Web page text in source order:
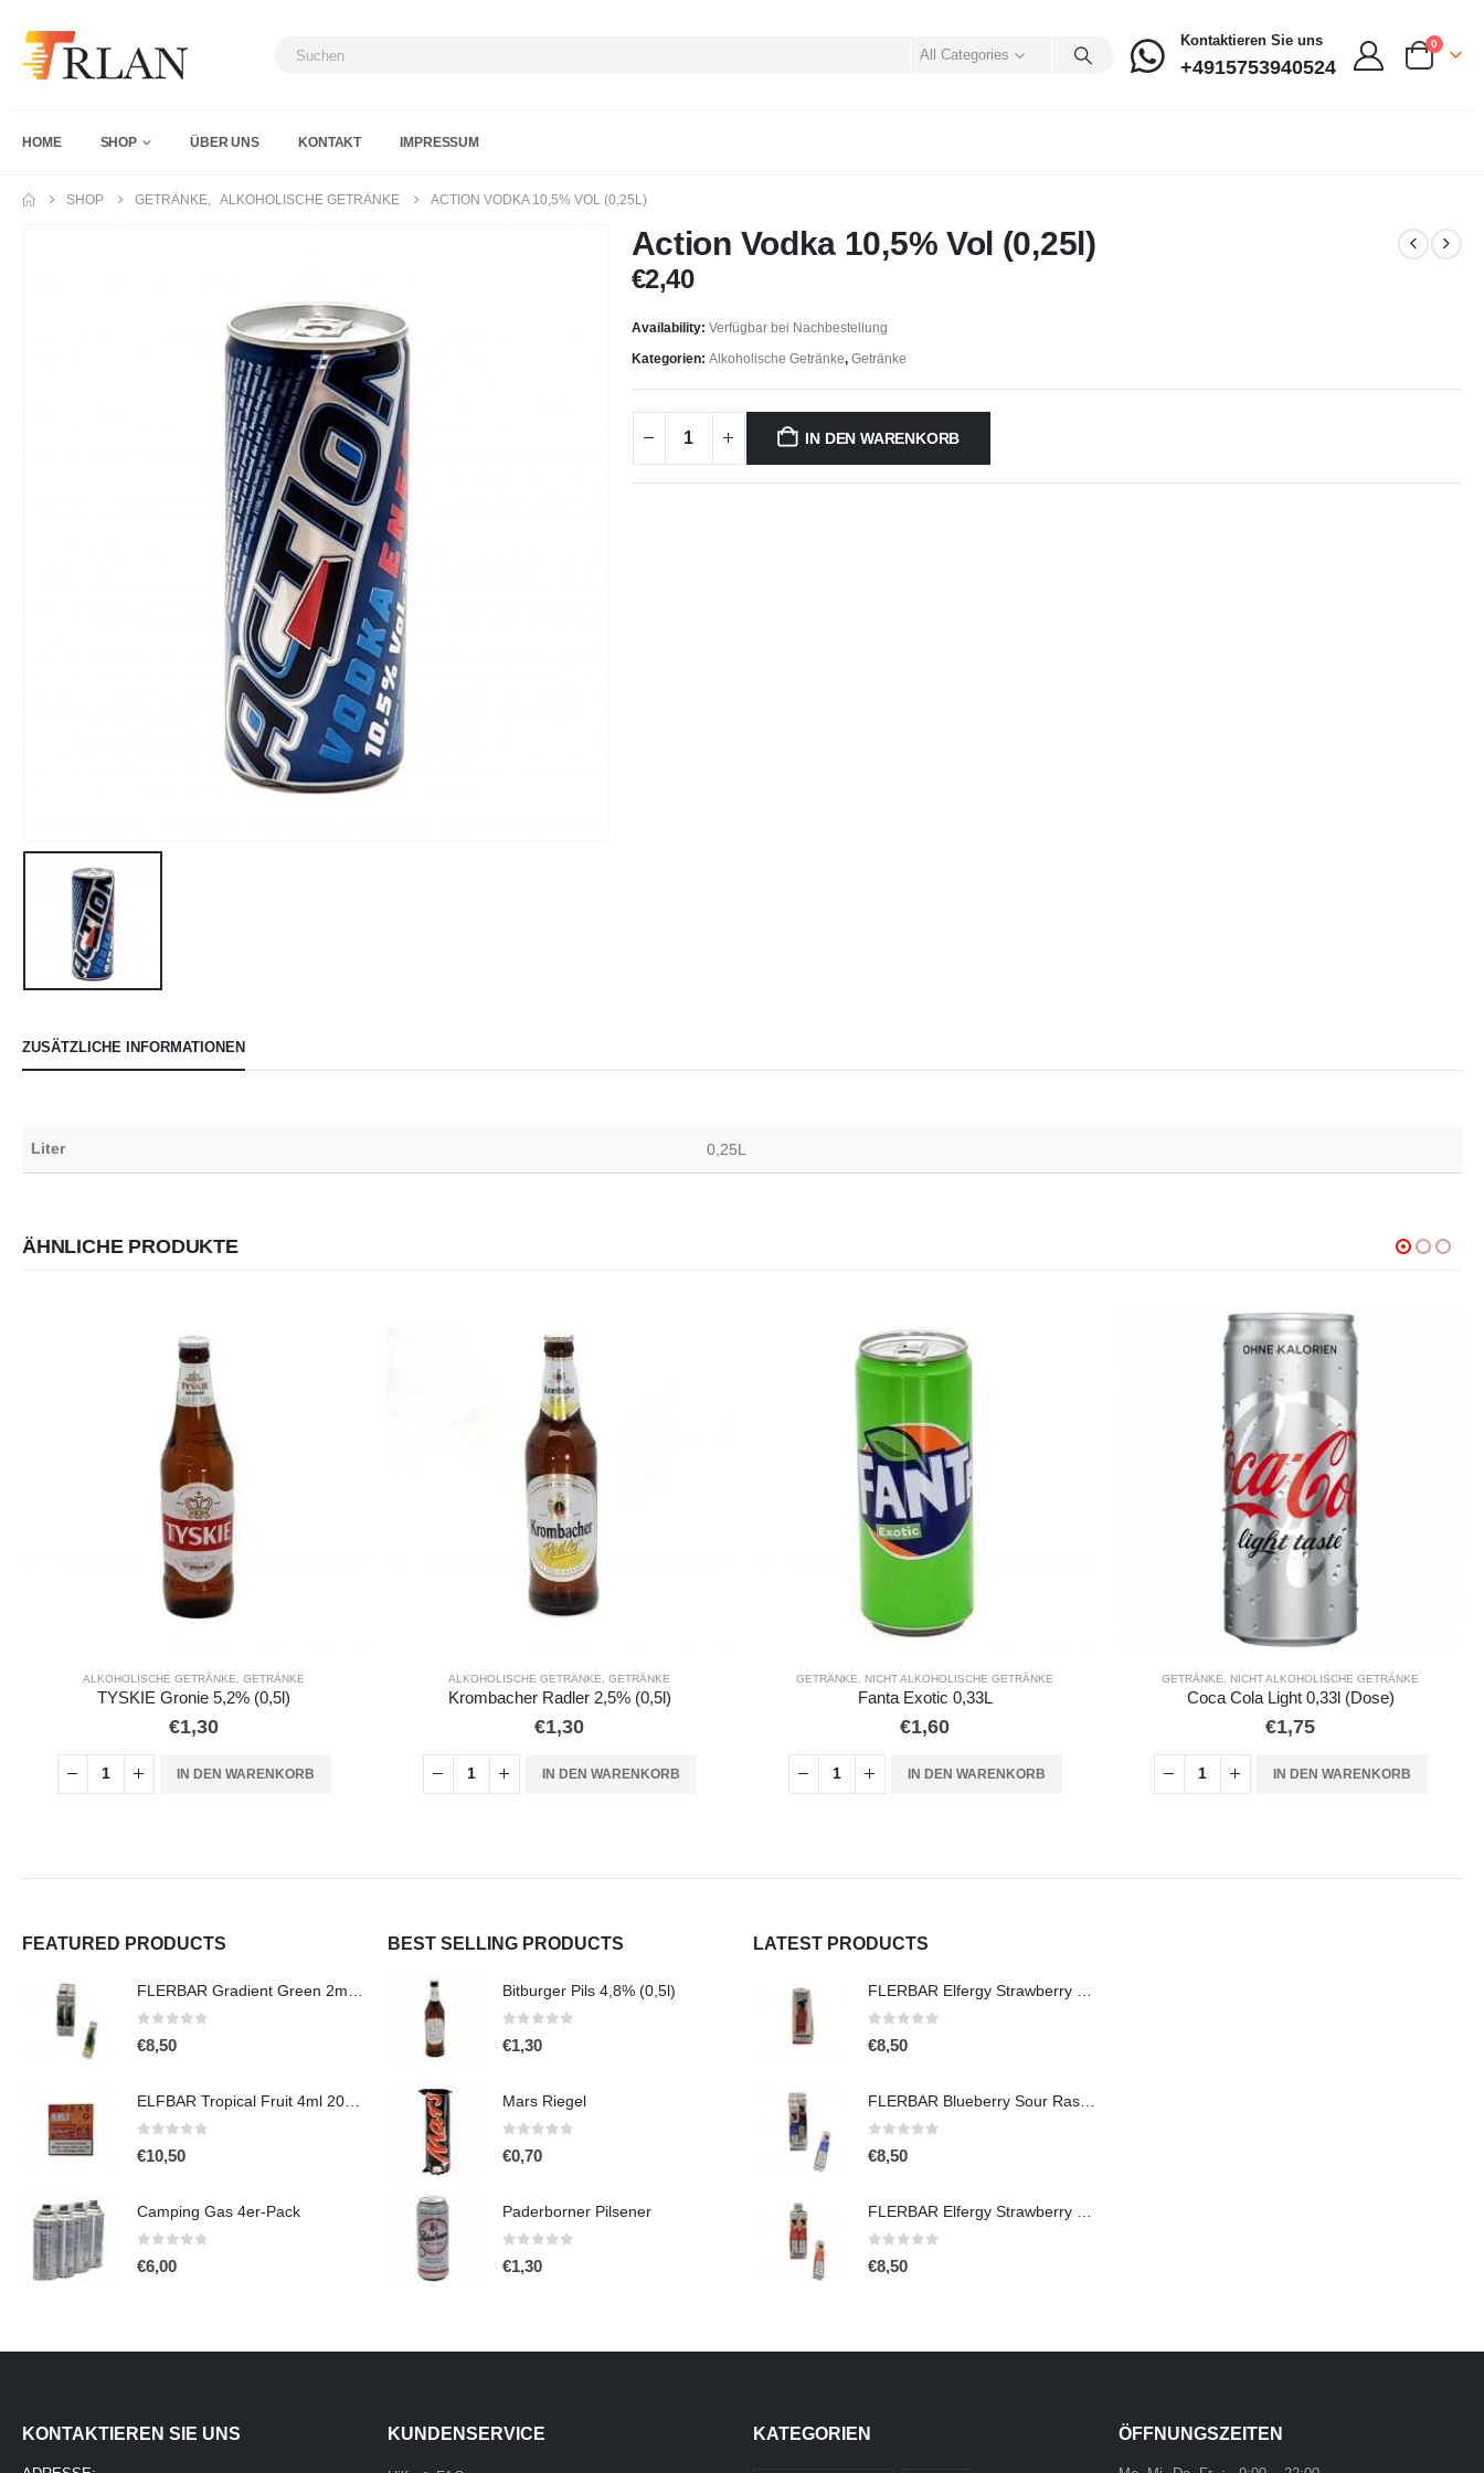
All Categories
Kontaktieren Sie uns
+4915753940524
0
HOME SHOP ÜBER UNS KONTAKT IMPRESSUM
SHOP GETRÄNKE, ALKOHOLISCHE GETRÄNKE ACTION VODKA 10,5% VOL (0,25L)
Action Vodka 10,5% Vol (0,25l)
€2,40
Availability: Verfügbar bei Nachbestellung
Kategorien: Alkoholische Getränke, Getränke
IN DEN WARENKORB
ZUSÄTZLICHE INFORMATIONEN
Liter 0,25L
ÄHNLICHE PRODUKTE
ALKOHOLISCHE GETRÄNKE GETRÄNKE
Krombacher Radler 2,5% (0,5l)
€1,30
IN DEN WARENKORB
GETRÄNKE, NICHT ALKOHOLISCHE GETRÄNKE
Fanta Exotic 0,33L
€1,60
IN DEN WARENKORB
GETRÄNKE NICHT ALKOHOLISCHE GETRÄNKE
Coca Cola Light 0,33l (Dose)
€1,75
IN DEN WARENKORB
ALKOHOLISCHE GETRÄNKE,GETRÄNKE
Krombacher Pils 4,8% (0,5l)
€1,30
IN DEN WARENKORB
FEATURED PRODUCTS
FLERBAR Gradient Green 2ml 20mg
€8,50
ELFBAR Tropical Fruit 4ml 20mg
€10,50
Camping Gas 4er-Pack
€6,00
BEST SELLING PRODUCTS
Bitburger Pils 4,8% (0,5l)
€1,30
Mars Riegel
€0,70
Paderborner Pilsener
€1,30
LATEST PRODUCTS
FLERBAR Elfergy Strawberry 2ml 0mg (ohne Nikotin)
€8,50
FLERBAR Blueberry Sour Raspberry 2ml 20mg
€8,50
FLERBAR Elfergy Strawberry 2ml 20mg
€8,50
KONTAKTIEREN SIE UNS KUNDENSERVICE KATEGORIEN ÖFFNUNGSZEITEN